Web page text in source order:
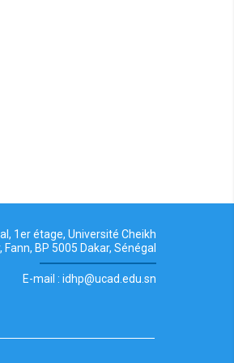
1er étage, Université Cheikh
Fann, BP 5005 Dakar, Sénégal
E-mail : idhp@ucad.edu.sn